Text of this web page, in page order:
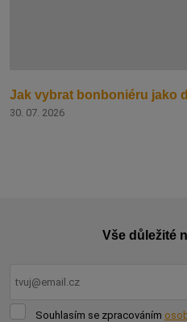
Jak vybrat bonboniéru jako
30. 07. 2026
Vše důležité
Souhlasím
Souhlasím se zpracováním